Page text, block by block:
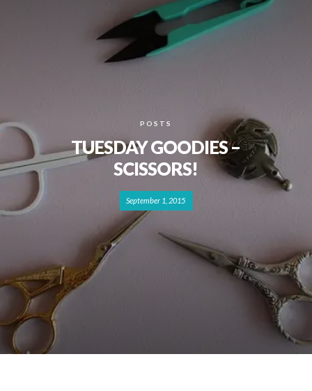
POSTS
TUESDAY GOODIES –
SCISSORS!
September 1, 2015